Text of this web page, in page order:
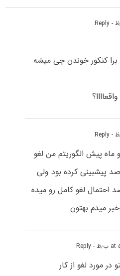
- Reply
کنکور خوندن چی میشه
- Reply
ماه پیش الگوریتم من لغو
رو با احتمال ۹۷ درصد پیشبینی کرده بود ولی
احتمال لغو کامل رو میده
میدم بهتون
- Reply
در مورد لغو از کار